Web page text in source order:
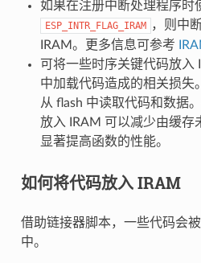
如果在注册中断处理程序时
ESP_INTR_FLAG_IRAM ，则中
IRAM。更多信息可参考
可将一些时序关键代码放入
中加载代码造成的相关损失
从 flash 中读取代码和数据
放入 IRAM 可以减少由缓存
显著提高函数的性能。
如何将代码放入 IRAM
借助链接器脚本，一些代码会
中。